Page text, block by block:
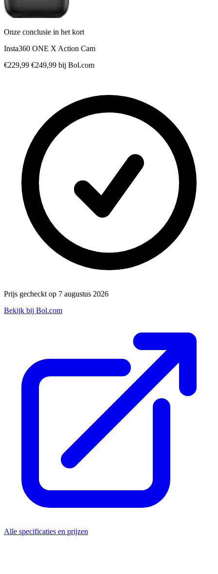
Onze conclusie in het kort
Insta360 ONE X Action Cam
€229,99 €249,99 bij Bol.com
Prijs gecheckt op 7 augustus 2026
Bekijk bij Bol.com
Alle specificaties en prijzen